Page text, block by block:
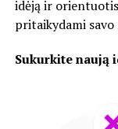
idėją ir
pritaikydami
Sukurkite naują